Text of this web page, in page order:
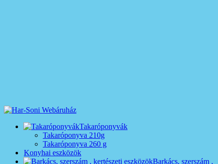
Takaróponyvák
Takaróponyva 210g
Takaróponyva 260 g
Konyhai eszközök
Barkács, szerszám ,